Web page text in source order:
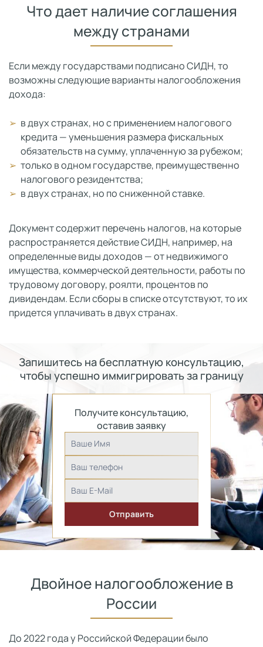
Что дает наличие соглашения
между странами
Если между государствами подписано СИДН, то
возможны следующие варианты налогообложения
дохода:
в двух странах, но с применением налогового
кредита — уменьшения размера фискальных
обязательств на сумму, уплаченную за рубежом;
только в одном государстве, преимущественно
налогового резидентства;
в двух странах, но по сниженной ставке.
Документ содержит перечень налогов, на которые
распространяется действие СИДН, например, на
определенные виды доходов — от недвижимого
имущества, коммерческой деятельности, работы по
трудовому договору, роялти, процентов по
дивидендам. Если сборы в списке отсутствуют, то их
придется уплачивать в двух странах.
Запишитесь на бесплатную консультацию,
чтобы успешно иммигрировать за границу
Получите консультацию,
оставив заявку
Двойное налогообложение в
России
До 2022 года у Российской Федерации было